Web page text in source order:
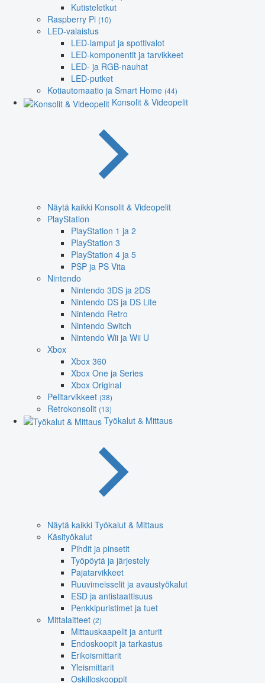
Kutisteletkut
Raspberry Pi (10)
LED-valaistus
LED-lamput ja spottivalot
LED-komponentit ja tarvikkeet
LED- ja RGB-nauhat
LED-putket
Kotiautomaatio ja Smart Home (44)
Konsolit & Videopelit
Näytä kaikki Konsolit & Videopelit
PlayStation
PlayStation 1 ja 2
PlayStation 3
PlayStation 4 ja 5
PSP ja PS Vita
Nintendo
Nintendo 3DS ja 2DS
Nintendo DS ja DS Lite
Nintendo Retro
Nintendo Switch
Nintendo Wii ja Wii U
Xbox
Xbox 360
Xbox One ja Series
Xbox Original
Pelitarvikkeet (38)
Retrokonsolit (13)
Työkalut & Mittaus
Näytä kaikki Työkalut & Mittaus
Käsityökalut
Pihdit ja pinsetit
Työpöytä ja järjestely
Pajatarvikkeet
Ruuvimeisselit ja avaustyökalut
ESD ja antistaattisuus
Penkkipuristimet ja tuet
Mittalaitteet (2)
Mittauskaapelit ja anturit
Endoskoopit ja tarkastus
Erikoismittarit
Yleismittarit
Oskilloskooppit